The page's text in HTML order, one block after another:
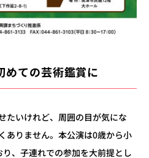
めての芸術鑑賞に
たいけれど、周囲の目が気にな
ありません。本公演は0歳から小
、子連れでの参加を大前提とし